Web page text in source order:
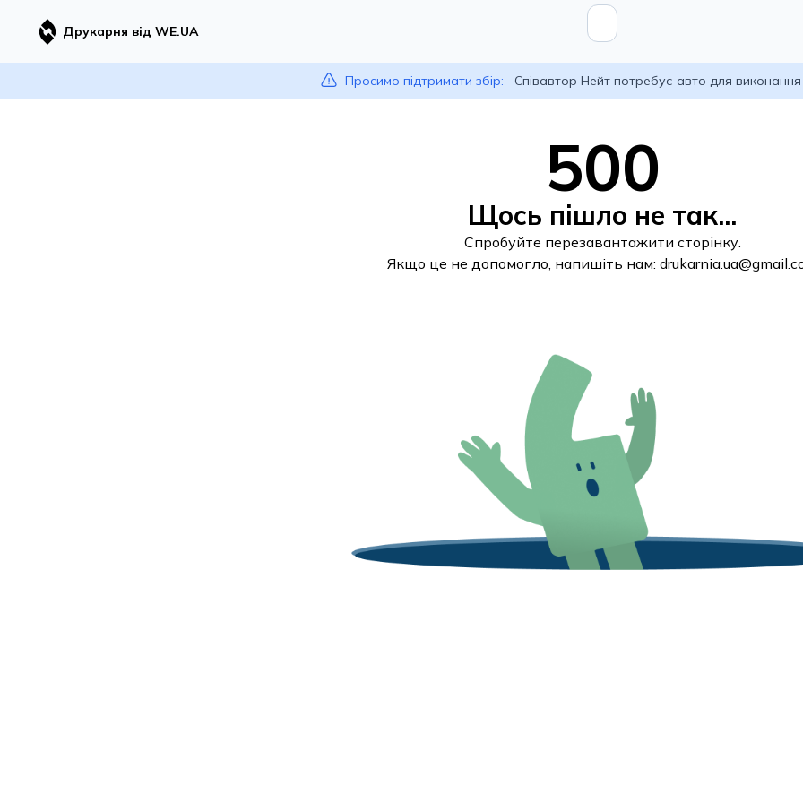
Друкарня від WE.UA
Просимо підтримати збір: Співавтор Нейт потребує авто для
500
Щось пішло не так...
Спробуйте перезавантажити сторінку.
Якщо це не допомогло, напишіть нам: